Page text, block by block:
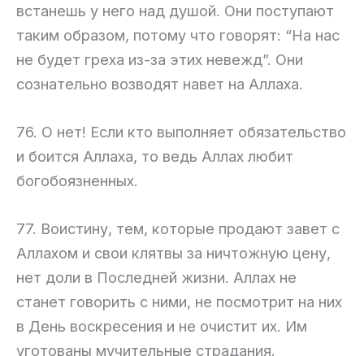
встанешь у него над душой. Они поступают
таким образом, потому что говорят: “На нас
не будет греха из-за этих невежд”. Они
сознательно возводят навет на Аллаха.
76. О нет! Если кто выполняет обязательство
и боится Аллаха, то ведь Аллах любит
богобоязненных.
77. Воистину, тем, которые продают завет с
Аллахом и свои клятвы за ничтожную цену,
нет доли в Последней жизни. Аллах не
станет говорить с ними, не посмотрит на них
в День воскресения и не очистит их. Им
уготованы мучительные страдания.